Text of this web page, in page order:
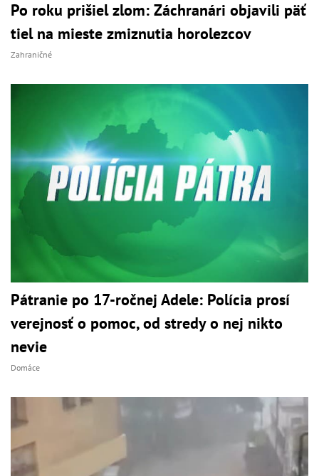
Po roku prišiel zlom: Záchranári objavili päť
tiel na mieste zmiznutia horolezcov
Zahraničné
Pátranie po 17-ročnej Adele: Polícia prosí
verejnosť o pomoc, od stredy o nej nikto
nevie
Domáce